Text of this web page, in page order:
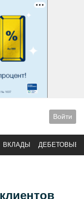
Войти
ВКЛАДЫ ДЕБЕТОВЫЕ